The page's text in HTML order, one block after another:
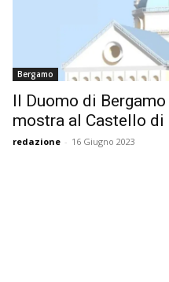
Bergamo
Il Duomo di
mostra al Castello di
redazione - 16 Giugno 2023